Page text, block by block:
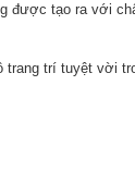
được tạo ra với
trang trí tuyệt vời